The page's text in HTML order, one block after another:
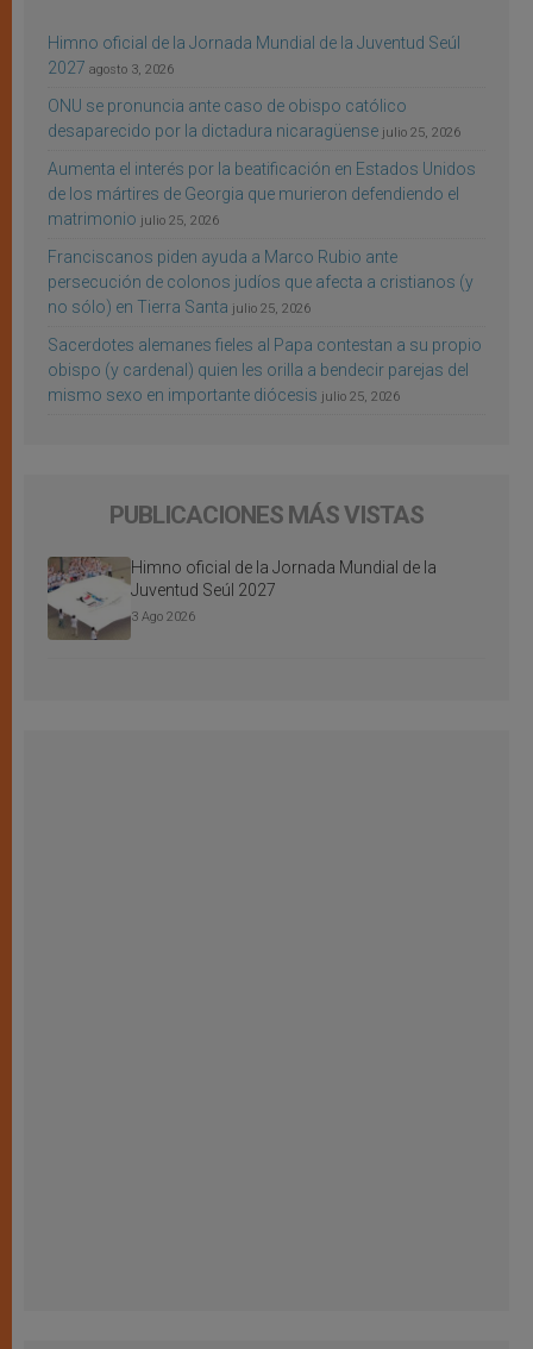
Himno oficial de la Jornada Mundial de la Juventud Seúl
2027 agosto 3, 2026
ONU se pronuncia ante caso de obispo católico
desaparecido por la dictadura nicaragüense julio 25, 2026
Aumenta el interés por la beatificación en Estados Unidos
de los mártires de Georgia que murieron defendiendo el
matrimonio julio 25, 2026
Franciscanos piden ayuda a Marco Rubio ante
persecución de colonos judíos que afecta a cristianos (y
no sólo) en Tierra Santa julio 25, 2026
Sacerdotes alemanes fieles al Papa contestan a su propio
obispo (y cardenal) quien les orilla a bendecir parejas del
mismo sexo en importante diócesis julio 25, 2026
PUBLICACIONES MÁS VISTAS
Himno oficial de la Jornada Mundial de la
Juventud Seúl 2027
3 Ago 2026